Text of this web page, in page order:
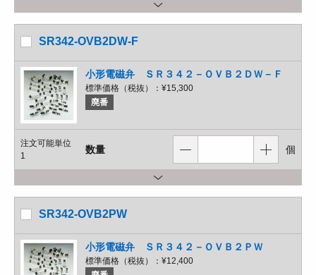
SR342-OVB2DW-F
小形電磁弁 ＳＲ３４２－ＯＶＢ２ＤＷ－Ｆ
標準価格（税抜）： ¥15,300
廃番
注文可能単位
1
数量 個
SR342-OVB2PW
小形電磁弁 ＳＲ３４２－ＯＶＢ２ＰＷ
標準価格（税抜）： ¥12,400